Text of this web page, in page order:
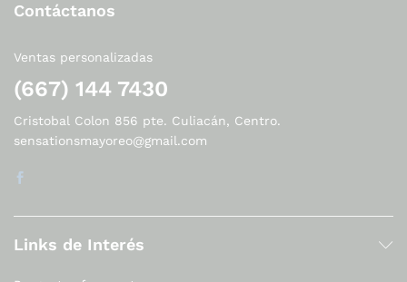
Contáctanos
Ventas personalizadas
(667) 144 7430
Cristobal Colon 856 pte. Culiacán, Centro.
sensationsmayoreo@gmail.com
Links de Interés